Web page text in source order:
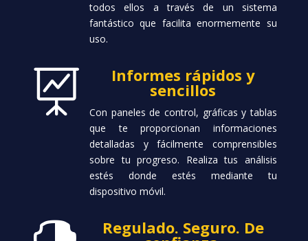
todos ellos a través de un sistema
fantástico que facilita enormemente su
uso.
 Informes rápidos y
sencillos
Con paneles de control, gráficas y tablas
que te proporcionan informaciones
detalladas y fácilmente comprensibles
sobre tu progreso. Realiza tus análisis
estés donde estés mediante tu
dispositivo móvil.
Regulado. Seguro. De